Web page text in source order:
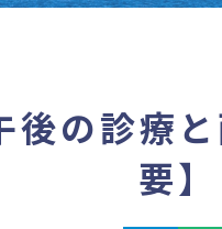
後の診療
要】